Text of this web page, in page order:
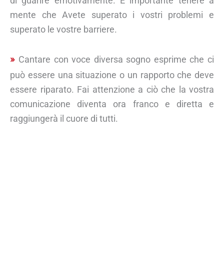
mente che Avete superato i vostri problemi e
superato le vostre barriere.
Cantare con voce diversa sogno esprime che ci
può essere una situazione o un rapporto che deve
essere riparato. Fai attenzione a ciò che la vostra
comunicazione diventa ora franco e diretta e
raggiungerà il cuore di tutti.